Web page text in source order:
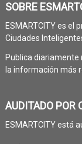
SOBRE
ESMARTCITY es el
Ciudades
Publica diariamente
la información más
AUDITADO POR
ESMARTCITY está